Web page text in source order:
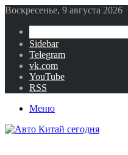
Воскресенье, 9 августа 2026
Sidebar
Telegram
vk.com
YouTube
RSS
Меню